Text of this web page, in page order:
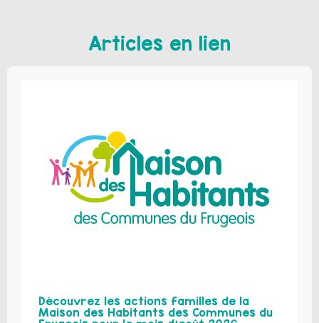
Articles en lien
Découvrez les actions familles de la
Maison des Habitants des Communes du